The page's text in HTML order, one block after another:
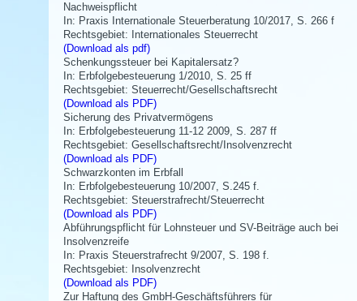
Nachweispflicht
In: Praxis Internationale Steuerberatung 10/2017, S. 266 f
Rechtsgebiet: Internationales Steuerrecht
(Download als pdf)
Schenkungssteuer bei Kapitalersatz?
In: Erbfolgebesteuerung 1/2010, S. 25 ff
Rechtsgebiet: Steuerrecht/Gesellschaftsrecht
(Download als PDF)
Sicherung des Privatvermögens
In: Erbfolgebesteuerung 11-12 2009, S. 287 ff
Rechtsgebiet: Gesellschaftsrecht/Insolvenzrecht
(Download als PDF)
Schwarzkonten im Erbfall
In: Erbfolgebesteuerung 10/2007, S.245 f.
Rechtsgebiet: Steuerstrafrecht/Steuerrecht
(Download als PDF)
Abführungspflicht für Lohnsteuer und SV-Beiträge auch bei
Insolvenzreife
In: Praxis Steuerstrafrecht 9/2007, S. 198 f.
Rechtsgebiet: Insolvenzrecht
(Download als PDF)
Zur Haftung des GmbH-Geschäftsführers für